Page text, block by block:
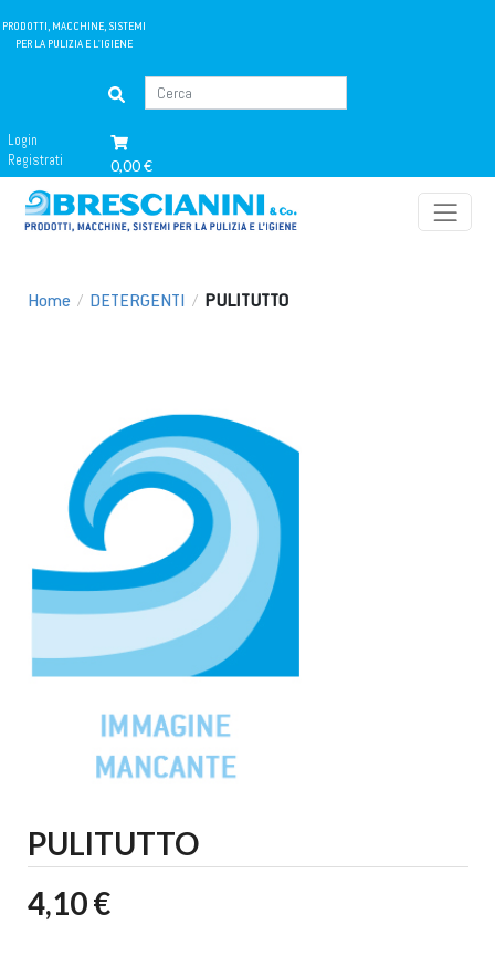
PRODOTTI, MACCHINE, SISTEMI
PER LA PULIZIA E L'IGIENE
Login
Registrati
0,00 €
Home / DETERGENTI / PULITUTTO
PULITUTTO
4,10 €